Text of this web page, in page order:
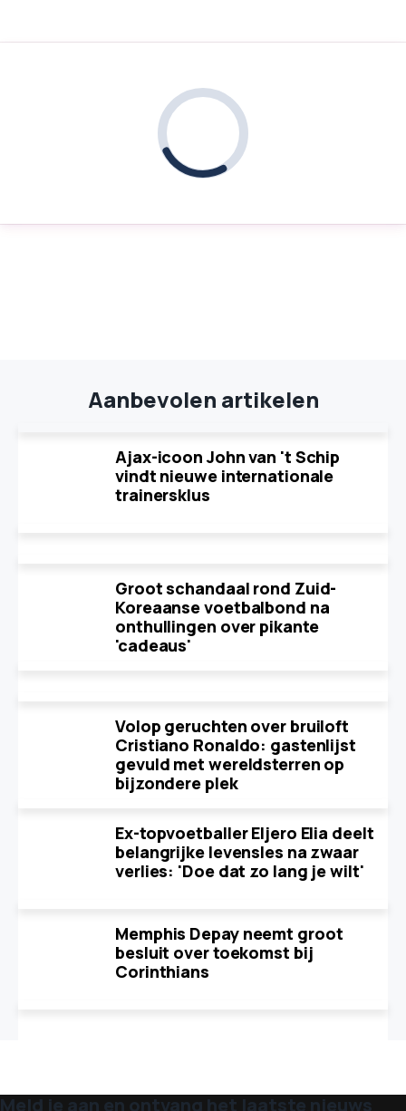
Aanbevolen artikelen
Ajax-icoon John van 't Schip
vindt nieuwe internationale
trainersklus
Groot schandaal rond Zuid-
Koreaanse voetbalbond na
onthullingen over pikante
'cadeaus'
Volop geruchten over bruiloft
Cristiano Ronaldo: gastenlijst
gevuld met wereldsterren op
bijzondere plek
Ex-topvoetballer Eljero Elia deelt
belangrijke levensles na zwaar
verlies: 'Doe dat zo lang je wilt'
Memphis Depay neemt groot
besluit over toekomst bij
Corinthians
Meld je aan en ontvang het laatste nieuws